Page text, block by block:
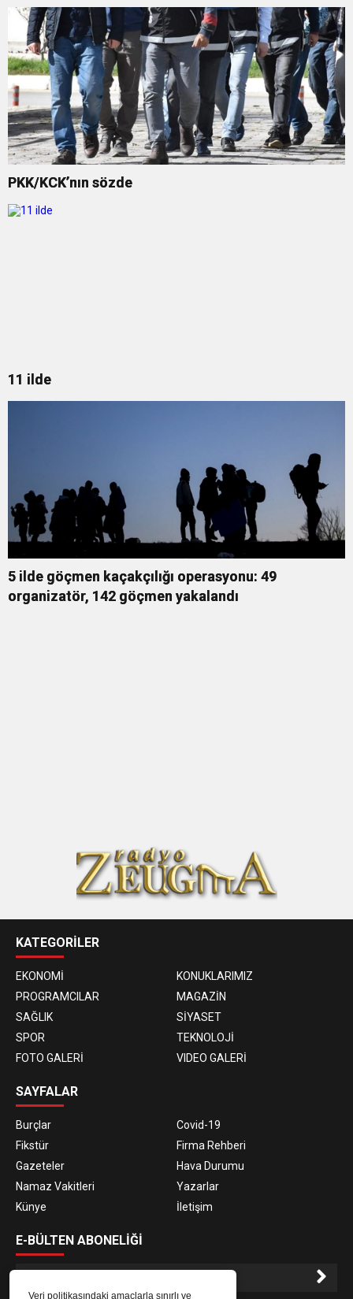
Veri politikasındaki amaçlarla sınırlı ve
PKK/KCK’nın sözde
11 ilde
5 ilde göçmen kaçakçılığı operasyonu: 49
organizatör, 142 göçmen yakalandı
KATEGORİLER
EKONOMİ
KONUKLARIMIZ
PROGRAMCILAR
MAGAZİN
SAĞLIK
SİYASET
SPOR
TEKNOLOJİ
FOTO GALERİ
VIDEO GALERİ
SAYFALAR
Burçlar
Covid-19
Fikstür
Firma Rehberi
Gazeteler
Hava Durumu
Namaz Vakitleri
Yazarlar
Künye
İletişim
E-BÜLTEN ABONELİĞİ